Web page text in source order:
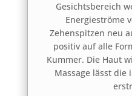
Gesichtsbereich
Energieströme
Zehenspitzen neu
positiv auf alle
Kummer. Die Haut
Massage lässt die